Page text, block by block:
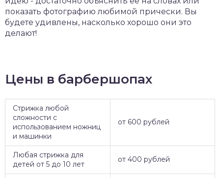
показать фотографию любимой прически. Вы
будете удивлены, насколько хорошо они это
делают!
Цены в барбершопах
Стрижка любой
сложности с
использованием ножниц
и машинки
от 600 рублей
Любая стрижка для
детей от 5 до 10 лет
от 400 рублей